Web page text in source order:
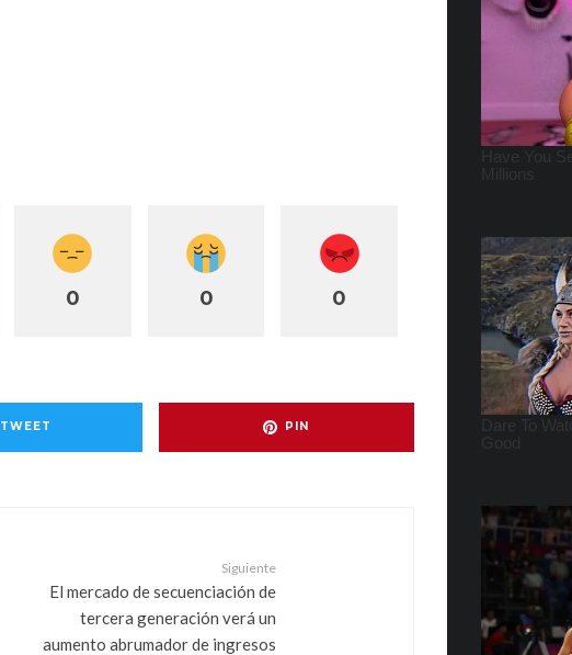
0 0 0
TWEET PIN
Siguiente
El mercado de secuenciación de
tercera generación verá un
aumento abrumador de ingresos